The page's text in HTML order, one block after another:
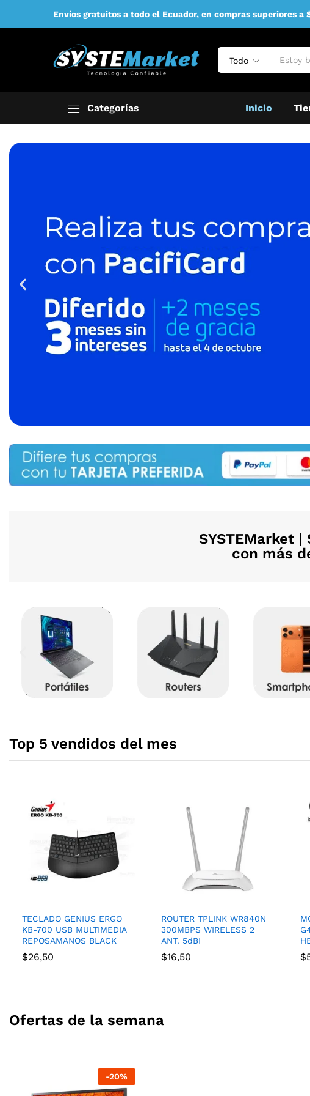
Envíos gratuitos a todo el Ecuador, en compras superiores a
Todo
Categorías Inicio
SYSTEMarket
con más
Top 5 vendidos del mes
TECLADO GENIUS ERGO
KB-700 USB MULTIMEDIA
REPOSAMANOS BLACK
$26,50
ROUTER TPLINK WR840N
300MBPS WIRELESS 2
ANT. 5dBI
$16,50 $
Ofertas de la semana
-20%